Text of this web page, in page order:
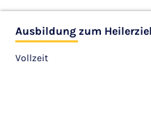
Ausbildung zum
Vollzeit